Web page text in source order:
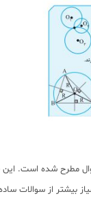
مطرح شده است.
بیشتر از سوالات